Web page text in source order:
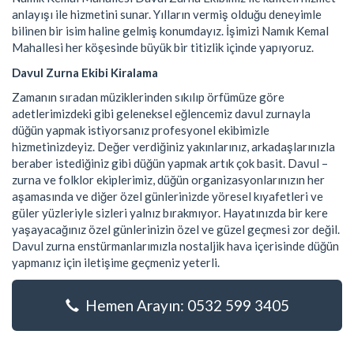
anlayışı ile hizmetini sunar. Yılların vermiş olduğu deneyimle
bilinen bir isim haline gelmiş konumdayız. İşimizi Namık Kemal
Mahallesi her köşesinde büyük bir titizlik içinde yapıyoruz.
Davul Zurna Ekibi Kiralama
Zamanın sıradan müziklerinden sıkılıp örfümüze göre
adetlerimizdeki gibi geleneksel eğlencemiz davul zurnayla
düğün yapmak istiyorsanız profesyonel ekibimizle
hizmetinizdeyiz. Değer verdiğiniz yakınlarınız, arkadaşlarınızla
beraber istediğiniz gibi düğün yapmak artık çok basit. Davul –
zurna ve folklor ekiplerimiz, düğün organizasyonlarınızın her
aşamasında ve diğer özel günlerinizde yöresel kıyafetleri ve
güler yüzleriyle sizleri yalnız bırakmıyor. Hayatınızda bir kere
yaşayacağınız özel günlerinizin özel ve güzel geçmesi zor değil.
Davul zurna enstürmanlarımızla nostaljik hava içerisinde düğün
yapmanız için iletişime geçmeniz yeterli.
Hemen Arayın: 0532 599 3405